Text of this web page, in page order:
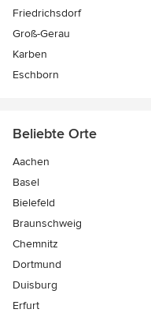
Friedrichsdorf
Groß-Gerau
Karben
Eschborn
Beliebte Orte
Aachen
Basel
Bielefeld
Braunschweig
Chemnitz
Dortmund
Duisburg
Erfurt